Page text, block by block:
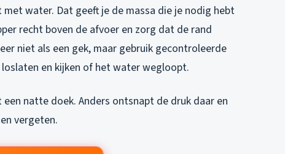
water. Dat geeft je de massa die je nodig hebt
recht boven de afvoer en zorg dat de rand
niet als een gek, maar gebruik gecontroleerde
en kijken of het water wegloopt.
natte doek. Anders ontsnapt de druk daar en
vergeten.